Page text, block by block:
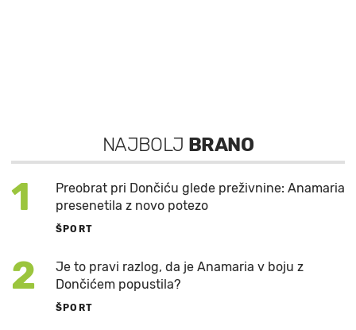
NAJBOLJ BRANO
1
Preobrat pri Dončiću glede preživnine: Anamaria
presenetila z novo potezo
ŠPORT
2
Je to pravi razlog, da je Anamaria v boju z
Dončićem popustila?
ŠPORT